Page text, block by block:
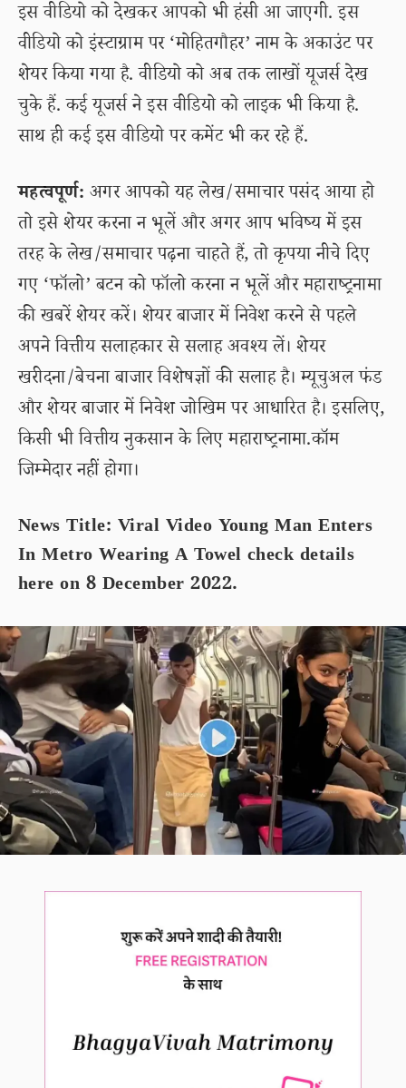
इस वीडियो को देखकर आपको भी हंसी आ जाएगी. इस
वीडियो को इंस्टाग्राम पर ‘मोहितगौहर’ नाम के अकाउंट पर
शेयर किया गया है. वीडियो को अब तक लाखों यूजर्स देख
चुके हैं. कई यूजर्स ने इस वीडियो को लाइक भी किया है.
साथ ही कई इस वीडियो पर कमेंट भी कर रहे हैं.
महत्वपूर्ण: अगर आपको यह लेख/समाचार पसंद आया हो
तो इसे शेयर करना न भूलें और अगर आप भविष्य में इस
तरह के लेख/समाचार पढ़ना चाहते हैं, तो कृपया नीचे दिए
गए ‘फॉलो’ बटन को फॉलो करना न भूलें और महाराष्ट्रनामा
की खबरें शेयर करें। शेयर बाजार में निवेश करने से पहले
अपने वित्तीय सलाहकार से सलाह अवश्य लें। शेयर
खरीदना/बेचना बाजार विशेषज्ञों की सलाह है। म्यूचुअल फंड
और शेयर बाजार में निवेश जोखिम पर आधारित है। इसलिए,
किसी भी वित्तीय नुकसान के लिए महाराष्ट्रनामा.कॉम
जिम्मेदार नहीं होगा।
News Title: Viral Video Young Man Enters
In Metro Wearing A Towel check details
here on 8 December 2022.